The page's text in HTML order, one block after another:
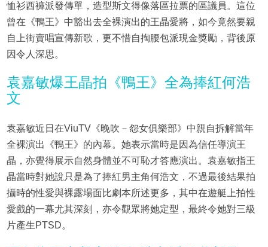
恤衫西褲派發傳單，造型斯文得像落區拉票的區議員。這位
曾在《鴨王》中豁出去全裸演出的王晶愛將，如今竟然要親
自上街賣唱宣傳新歌，更不惜自掏腰包派現金獎勵，背後原
因令人深思。
袁嘉敏爆王晶拍《鴨王》全為捧紅何浩
文
袁嘉敏近日在ViuTV《晚吹－怨女俱樂部》中親自拆解當年
全裸演出《鴨王》的內幕。她表示當時是因為信任導演王
晶，亦覺得展示自然身體並不可恥才答應演出。袁嘉敏指王
晶當時對她說只是為了捧紅男主角何浩文，不過最後結果拍
攝時的性愛與裸露場面比劇本所述更多，其中在遊艇上拍性
愛戲的一幕尤其深刻，亦令觀眾將她定型，最終令她對三級
片產生PTSD。